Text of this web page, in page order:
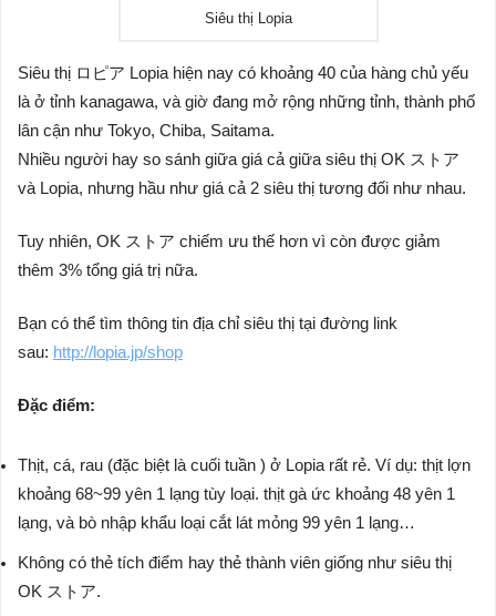
Siêu thị Lopia
Siêu thị ロピア Lopia hiện nay có khoảng 40 của hàng chủ yếu
là ở tỉnh kanagawa, và giờ đang mở rộng những tỉnh, thành phố
lân cận như Tokyo, Chiba, Saitama.
Nhiều người hay so sánh giữa giá cả giữa siêu thị OK ストア
và Lopia, nhưng hầu như giá cả 2 siêu thị tương đối như nhau.
Tuy nhiên, OK ストア chiếm ưu thế hơn vì còn được giảm
thêm 3% tổng giá trị nữa.
Bạn có thể tìm thông tin địa chỉ siêu thị tại đường link
sau: http://lopia.jp/shop
Đặc điểm:
Thịt, cá, rau (đặc biệt là cuối tuần ) ở Lopia rất rẻ. Ví dụ: thịt lợn
khoảng 68~99 yên 1 lạng tùy loại. thịt gà ức khoảng 48 yên 1
lạng, và bò nhập khẩu loại cắt lát mỏng 99 yên 1 lạng…
Không có thẻ tích điểm hay thẻ thành viên giống như siêu thị
OK ストア.